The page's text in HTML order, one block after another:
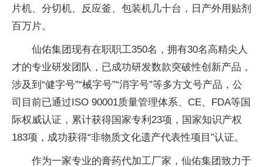
片机、分切机、反应釜、包装机几十台 ，日产外用贴剂
百万片。
仙佑集团现有在职职工350名，拥有30名高精尖人
才的专业研发团队，已成功研发数款突破性创新产品，
涉及到“健字号”“械字号”“消字号”等多方文号产品，公
司目前已通过ISO 90001质量管理体系、CE、FDA等国
际权威认证，累计获得国家专利23项， 国家知识产权
183项，成功获得“非物质文化遗产代表性项目”认证。
作为一家专业的膏药代加工厂家，仙佑集团致力于